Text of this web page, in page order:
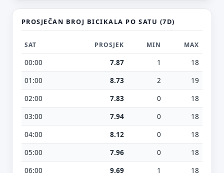
PROSJEČAN BROJ BICIKALA PO SATU (7D)
SAT PROSJEK MIN MAX
00:00 7.87 1
18
01:00
8.73 2
19
02:00
7.83 0
18
03:00
7.94 0
18
04:00
8.12 0
18
05:00
7.96 0
18
06:00
9.69 1
18